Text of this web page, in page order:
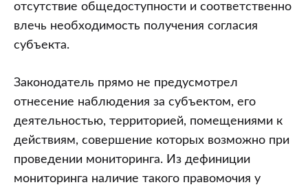
отсутствие общедоступности и соответственно
влечь необходимость получения согласия
субъекта.
Законодатель прямо не предусмотрел
отнесение наблюдения за субъектом, его
деятельностью, территорией, помещениями к
действиям, совершение которых возможно при
проведении мониторинга. Из дефиниции
мониторинга наличие такого правомочия у